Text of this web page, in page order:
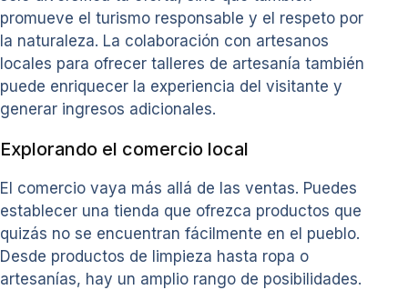
promueve el turismo responsable y el respeto por
la naturaleza. La colaboración con artesanos
locales para ofrecer talleres de artesanía también
puede enriquecer la experiencia del visitante y
generar ingresos adicionales.
Explorando el comercio local
El comercio vaya más allá de las ventas. Puedes
establecer una tienda que ofrezca productos que
quizás no se encuentran fácilmente en el pueblo.
Desde productos de limpieza hasta ropa o
artesanías, hay un amplio rango de posibilidades.